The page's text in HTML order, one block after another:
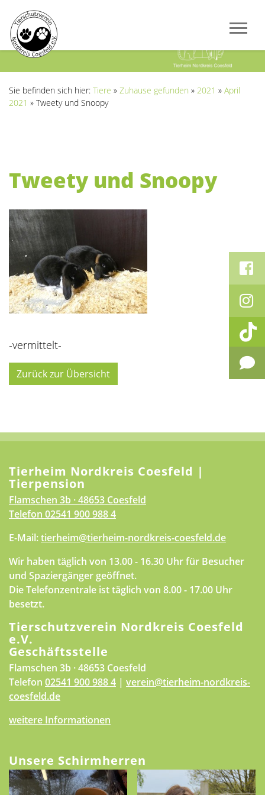
Sie befinden sich hier: Tiere » Zuhause gefunden » 2021 » April
2021 » Tweety und Snoopy
Tweety und Snoopy
-vermittelt-
Zurück zur Übersicht
Tierheim Nordkreis Coesfeld |
Tierpension
Flamschen 3b · 48653 Coesfeld
Telefon 02541 900 988 4
E-Mail:tierheim@tierheim-nordkreis-coesfeld.de
Wir haben täglich von 13.00 - 16.30 Uhr für Besucher
und Spaziergänger geöffnet.
Die Telefonzentrale ist täglich von 8.00 - 17.00 Uhr
besetzt.
Tierschutzverein Nordkreis Coesfeld
e.V.
Geschäftsstelle
Flamschen 3b · 48653 Coesfeld
Telefon 02541 900 988 4 | verein@tierheim-nordkreis-
coesfeld.de
weitere Informationen
Unsere Schirmherren